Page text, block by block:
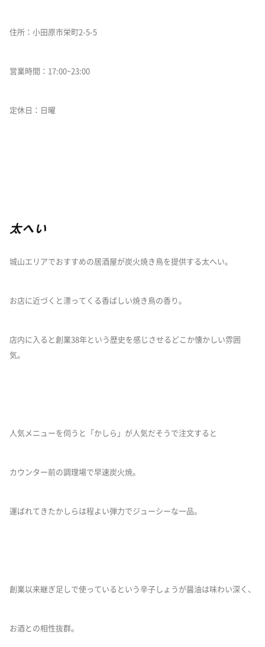
住所：小田原市栄町2-5-5
営業時間：17:00~23:00
定休日：日曜
太へい
城山エリアでおすすめの居酒屋が炭火焼き鳥を提供する太へい。
お店に近づくと漂ってくる香ばしい焼き鳥の香り。
店内に入ると創業38年という歴史を感じさせるどこか懐かしい雰囲
気。
人気メニューを伺うと「かしら」が人気だそうで注文すると
カウンター前の調理場で早速炭火焼。
運ばれてきたかしらは程よい弾力でジューシーな一品。
創業以来継ぎ足しで使っているという辛子しょうが醤油は味わい深く、
お酒との相性抜群。